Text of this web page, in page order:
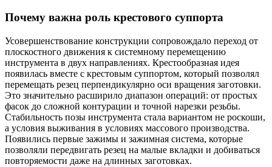
Почему важна роль крестового суппорта
Усовершенствование конструкции сопровождало переход от
плоскостного движения к системному перемещению
инструмента в двух направлениях. Крестообразная идея
появилась вместе с крестовым суппортом, который позволял
перемещать резец перпендикулярно оси вращения заготовки.
Это значительно расширило диапазон операций: от простых
фасок до сложной контурации и точной нарезки резьбы.
Стабильность позы инструмента стала вариантом не роскоши,
а условия выживания в условиях массового производства.
Появились первые зажимы и зажимная система, которые
позволяли передвигать резец на малые вкладки и добиваться
повторяемости даже на длинных заготовках.